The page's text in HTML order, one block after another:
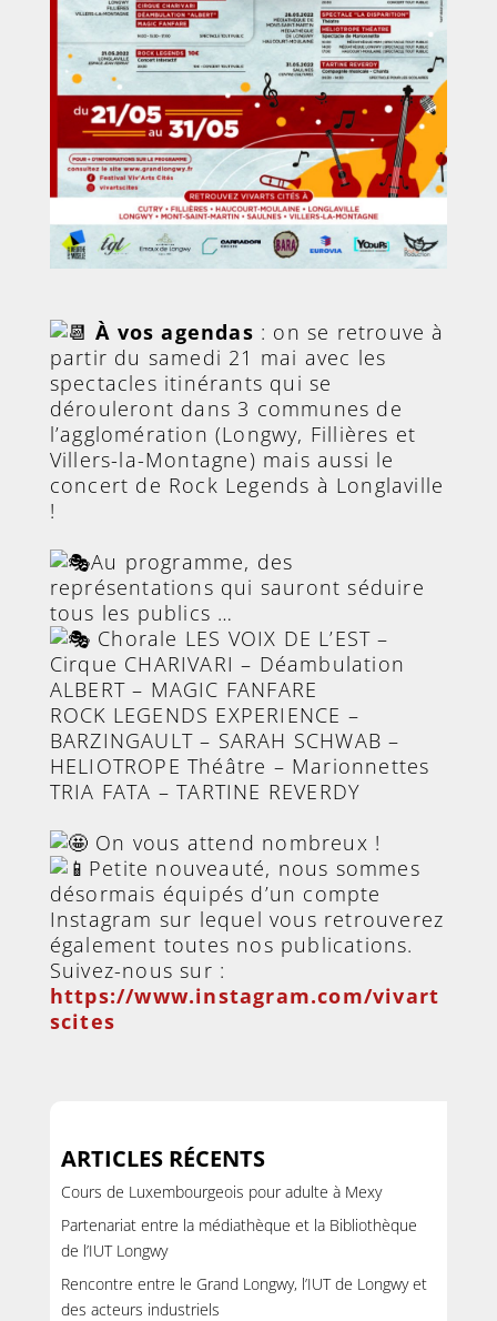
À vos agendas : on se retrouve à
partir du samedi 21 mai avec les
spectacles itinérants qui se
dérouleront dans 3 communes de
l’agglomération (Longwy, Fillières et
Villers-la-Montagne) mais aussi le
concert de Rock Legends à Longlaville
!
Au programme, des
représentations qui sauront séduire
tous les publics …
Chorale LES VOIX DE L’EST –
Cirque CHARIVARI – Déambulation
ALBERT – MAGIC FANFARE
ROCK LEGENDS EXPERIENCE –
BARZINGAULT – SARAH SCHWAB –
HELIOTROPE Théâtre – Marionnettes
TRIA FATA – TARTINE REVERDY
On vous attend nombreux !
Petite nouveauté, nous sommes
désormais équipés d’un compte
Instagram sur lequel vous retrouverez
également toutes nos publications.
Suivez-nous sur :
https://www.instagram.com/vivart
scites
ARTICLES RÉCENTS
Cours de Luxembourgeois pour adulte à Mexy
Partenariat entre la médiathèque et la Bibliothèque
de l’IUT Longwy
Rencontre entre le Grand Longwy, l’IUT de Longwy et
des acteurs industriels